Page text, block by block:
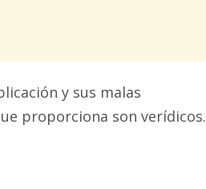
y sus malas
proporciona son verídicos.